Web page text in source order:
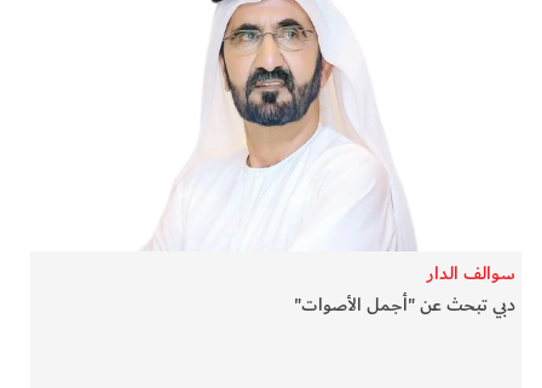
سوالف الدار
دبي تبحث عن "أجمل الأصوات"